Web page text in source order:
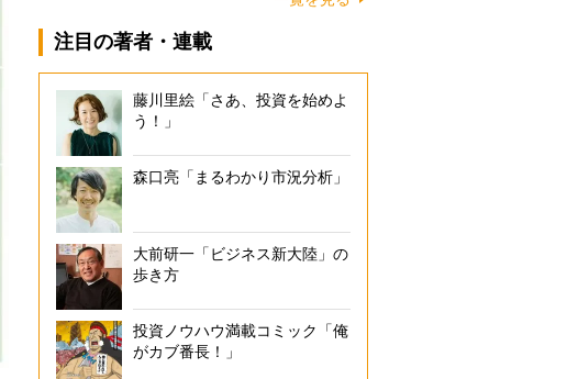
注目の著者・連載
藤川里絵「さあ、投資を始めよ
う！」
森口亮「まるわかり市況分析」
大前研一「ビジネス新大陸」の
歩き方
投資ノウハウ満載コミック「俺
がカブ番長！」